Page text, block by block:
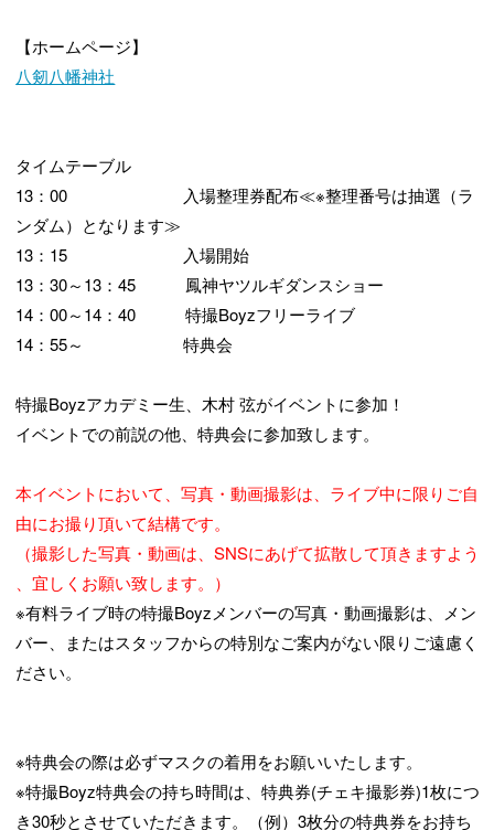
【ホームページ】
八剱八幡神社
タイムテーブル
13：00 入場整理券配布≪※整理番号は抽選（ラ
ンダム）となります≫
13：15 入場開始
13：30～13：45 鳳神ヤツルギダンスショー
14：00～14：40 特撮Boyzフリーライブ
14：55～ 特典会
特撮Boyzアカデミー生、木村 弦がイベントに参加！
イベントでの前説の他、特典会に参加致します。
本イベントにおいて、写真・動画撮影は、ライブ中に限りご自
由にお撮り頂いて結構です。
（撮影した写真・動画は、SNSにあげて拡散して頂きますよう
、宜しくお願い致します。）
※有料ライブ時の特撮Boyzメンバーの写真・動画撮影は、メン
バー、またはスタッフからの特別なご案内がない限りご遠慮く
ださい。
※特典会の際は必ずマスクの着用をお願いいたします。
※特撮Boyz特典会の持ち時間は、特典券(チェキ撮影券)1枚につ
き30秒とさせていただきます。（例）3枚分の特典券をお持ち